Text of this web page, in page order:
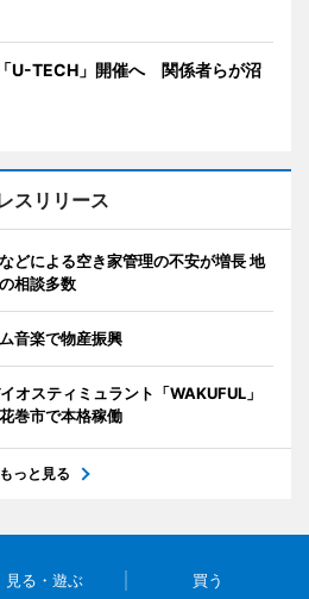
U-TECH」開催へ 関係者らが沼
スリリース
どによる空き家管理の不安が増長 地
相談多数
音楽で物産振興
オスティミュラント「WAKUFUL」
巻市で本格稼働
もっと見る
見る・遊ぶ 買う